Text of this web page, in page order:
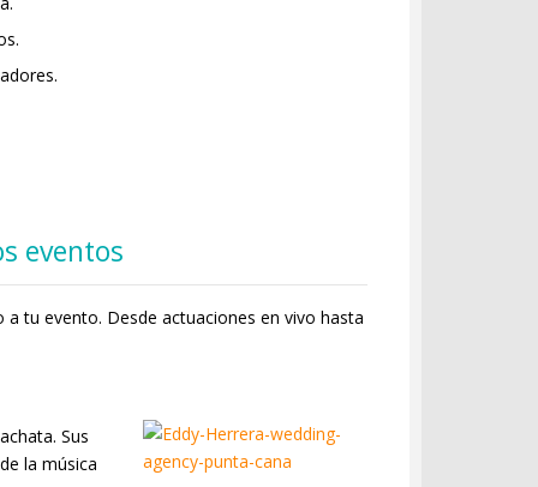
eventos
tu evento. Desde actuaciones en vivo hasta
Sus
la música